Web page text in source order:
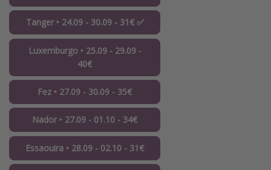
Tanger ‣ 24.09 - 30.09 - 31€ ✅
Luxemburgo ‣ 25.09 - 29.09 -
40€
Fez ‣ 27.09 - 30.09 - 35€
Nador ‣ 27.09 - 01.10 - 34€
Essaouira ‣ 28.09 - 02.10 - 31€